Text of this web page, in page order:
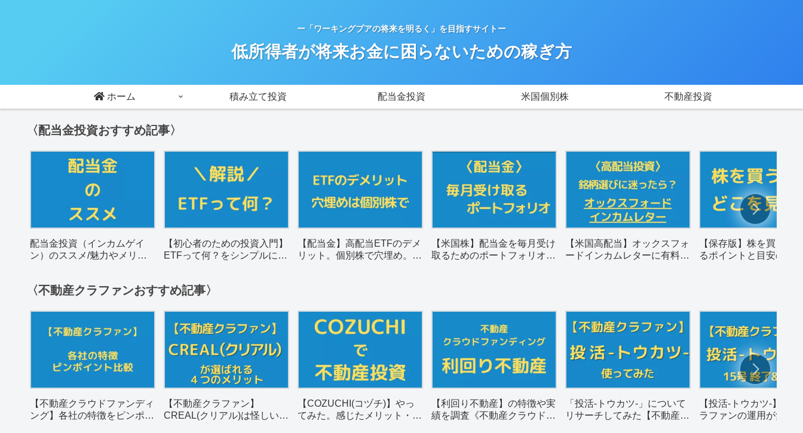
ー「ワーキングプアの将来を明るく」を目指すサイトー
低所得者が将来お金に困らないための稼ぎ方
ホーム 積み立て投資 配当金投資 米国個別株 不動産投資
〈配当金投資おすすめ記事〉
配当金投資（インカムゲイ
ン）のススメ/魅力やメリッ
【初心者のための投資入門】
ETFって何？をシンプルに解
【配当金】高配当ETFのデメ
リット。個別株で穴埋め。銘
【米国株】配当金を毎月受け
取るためのポートフォリオ
【米国高配当】オックスフォ
ードインカムレターに有料登
【保存版】株を買うと
るポイントと目安の数
〈不動産クラファンおすすめ記事〉
【不動産クラウドファンディ
ング】各社の特徴をピンポイ
【不動産クラファン】
CREAL(クリアル)は怪しい？
【COZUCHI(コヅチ)】やっ
てみた。感じたメリット・デ
【利回り不動産】の特徴や実
績を調査《不動産クラウドフ
「投活-トウカツ-」について
リサーチしてみた【不動産ク
【投活-トウカツ-】不
ラファンの運用が無事